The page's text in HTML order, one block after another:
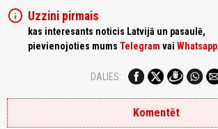
info Uzzini pirmais
kas interesants noticis Latvijā un pasaulē,
pievienojoties mums Telegram vai Whatsapp
DALIES:
Komentēt